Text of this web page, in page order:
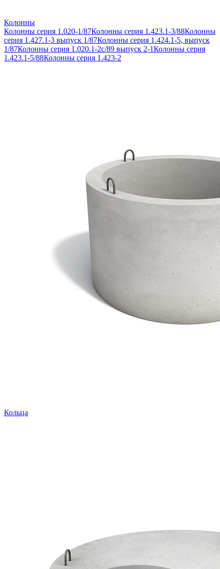
Колонны
Колонны серия 1.020-1/87Колонны серия 1.423.1-3/88Колонны
серия 1.427.1-3 выпуск 1/87Колонны серия 1.424.1-5, выпуск
1/87Колонны серия 1.020.1-2с/89 выпуск 2-1Колонны серия
1.423.1-5/88Колонны серия 1.423-2
Кольца